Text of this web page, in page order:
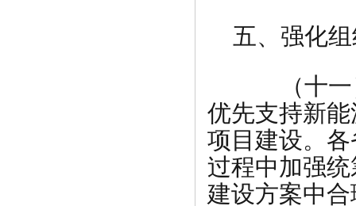
五、强化
（十一）
优先支持新
项目建设。
过程中加强
建设方案中